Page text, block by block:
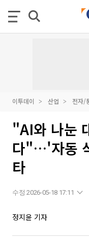
이투데이 산업 전자/
"AI와 나눈
다"…'자동
타
수정 2026-05-18 17:11
정지윤 기자